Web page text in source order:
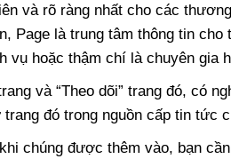
và rõ ràng nhất cho các
Page là trung tâm thông tin cho
vụ hoặc thậm chí là chuyên gia
và “Theo dõi” trang đó, có
đó trong nguồn cấp tin tức
chúng được thêm vào, bạn